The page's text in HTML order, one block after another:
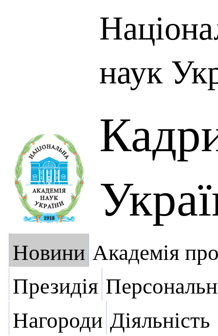
наук
Новини Академія
Президія
Нагороди Діяльність